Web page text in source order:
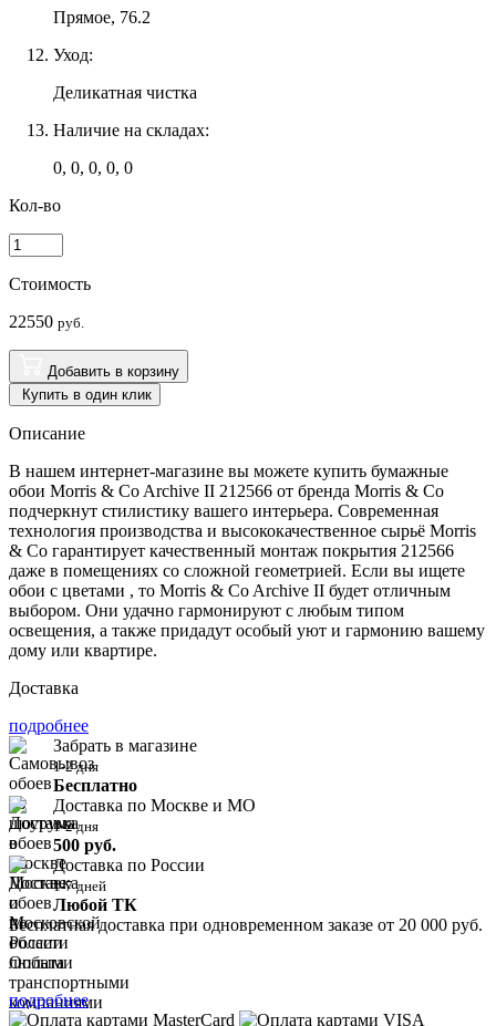
Прямое, 76.2
Уход:
Деликатная чистка
Наличие на складах:
0, 0, 0, 0, 0
Кол-во
Стоимость
22550 руб.
Добавить в корзину
Купить в один клик
Описание
В нашем интернет-магазине вы можете купить бумажные
обои Morris & Co Archive II 212566 от бренда Morris & Co
подчеркнут стилистику вашего интерьера. Современная
технология производства и высококачественное сырьё Morris
& Co гарантирует качественный монтаж покрытия 212566
даже в помещениях со сложной геометрией. Если вы ищете
обои с цветами , то Morris & Co Archive II будет отличным
выбором. Они удачно гармонируют с любым типом
освещения, а также придадут особый уют и гармонию вашему
дому или квартире.
Доставка
подробнее
Забрать в магазине
1-2 дня
Бесплатно
Доставка по Москве и МО
1-2 дня
500 руб.
Доставка по России
1-7 дней
Любой ТК
Бесплатная доставка при одновременном заказе от 20 000 руб.
Оплата
подробнее